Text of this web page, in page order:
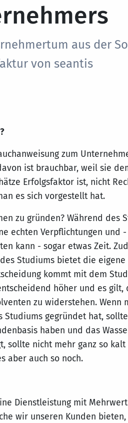
aus der
von seantis
zum
ist brauchbar, weil sie
Erfolgsfaktor ist, nicht
es sich vorgestellt hat.
zu gründen? Während des
echten Verpflichtungen und
kann - sogar etwas Zeit.
Studiums bietet die
kommt mit dem
höher und es gilt,
zu widerstehen. Wenn
gegründet hat,
haben und das
sollte nicht mehr ganz so kalt
aber auch so noch.
Dienstleistung mit
wir unseren Kunden